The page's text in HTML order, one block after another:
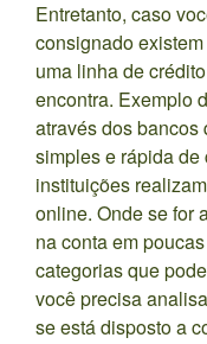
Entretanto, caso
consignado
uma linha de
encontra. Exemplo
através dos bancos
simples e rápida
instituições
online. Onde se for
na conta em
categorias que
você precisa
se está disposto a